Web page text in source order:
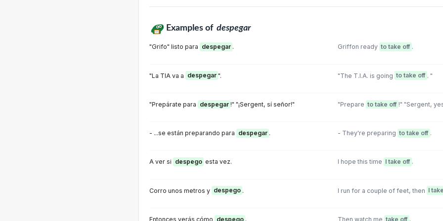
Examples of despegar
"Grifo" listo para despegar . Griffon ready to take off .
"La TIA va a despegar ". "The T.I.A. is going to take off . "
"Prepárate para despegar !" "¡Sergent, sí señor!" "Prepare to take off !" "Sergent,
- ...se están preparando para despegar . - They're preparing to take off .
A ver si despego esta vez. I hope this time I take off .
Corro unos metros y despego . I run for a couple of feet, then I
Entonces verás cómo despego . Then watch me take off .